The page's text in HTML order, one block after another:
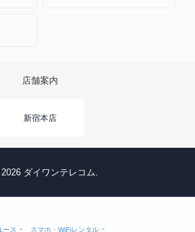
店舗案内
新宿本店
ダイワンテレコム.
ース スマホ・WiFiレンタル